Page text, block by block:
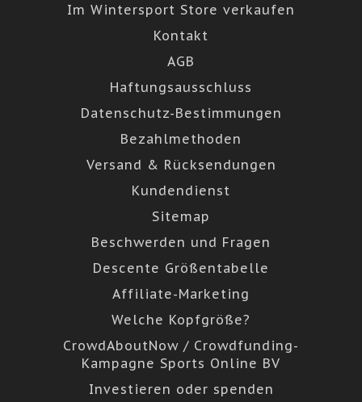
Im Wintersport Store verkaufen
Kontakt
AGB
Haftungsausschluss
Datenschutz-Bestimmungen
Bezahlmethoden
Versand & Rücksendungen
Kundendienst
Sitemap
Beschwerden und Fragen
Descente Größentabelle
Affiliate-Marketing
Welche Kopfgröße?
CrowdAboutNow / Crowdfunding-
Kampagne Sports Online BV
Investieren oder spenden